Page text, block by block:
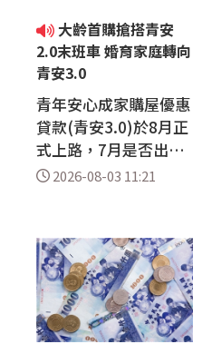
議。 韓股7月暴跌2
2%，創下全球金融危
機以來最大單月跌幅。
大齡首購搶搭青安
2.0末班車 婚育家庭轉向
青安3.0
青年安心成家購屋優惠
貸款(青安3.0)於8月正
式上路，7月是否出現
趕搭青安2.0的購屋
老」、「排富」的大齡
或高收入首購族提前完
成申貸，但整體規模有
限；反觀符合青安3.0
資格的婚育家庭，則因
2026-08-03 11:21